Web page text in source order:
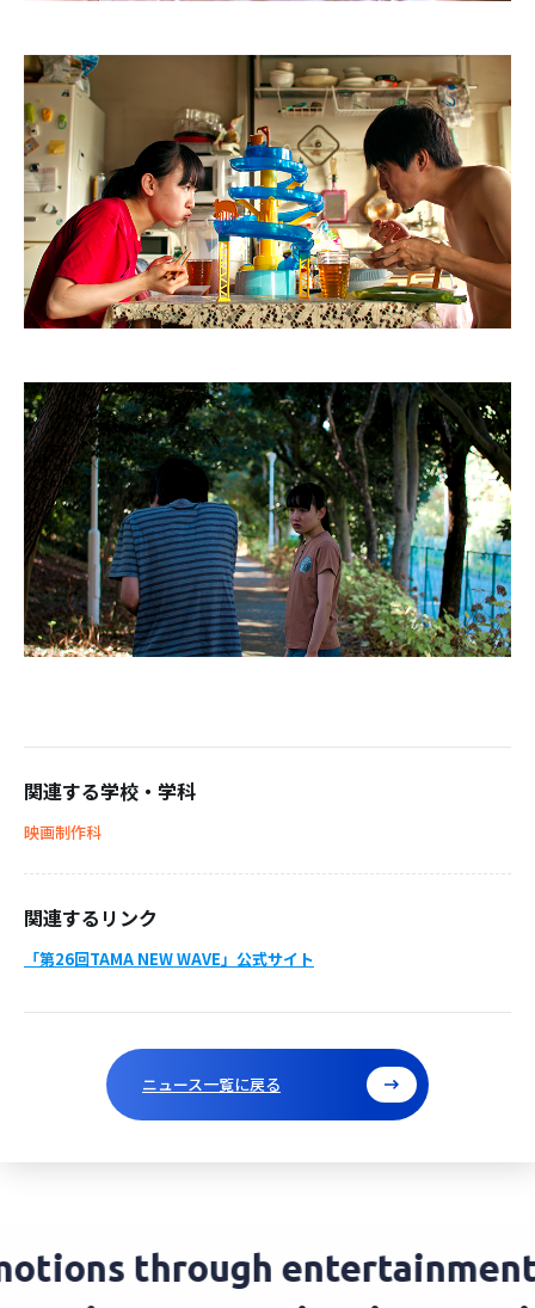
関連する学校・学科
映画制作科
関連するリンク
「第26回TAMA NEW WAVE」公式サイト
ニュース一覧に戻る
through entertainment.